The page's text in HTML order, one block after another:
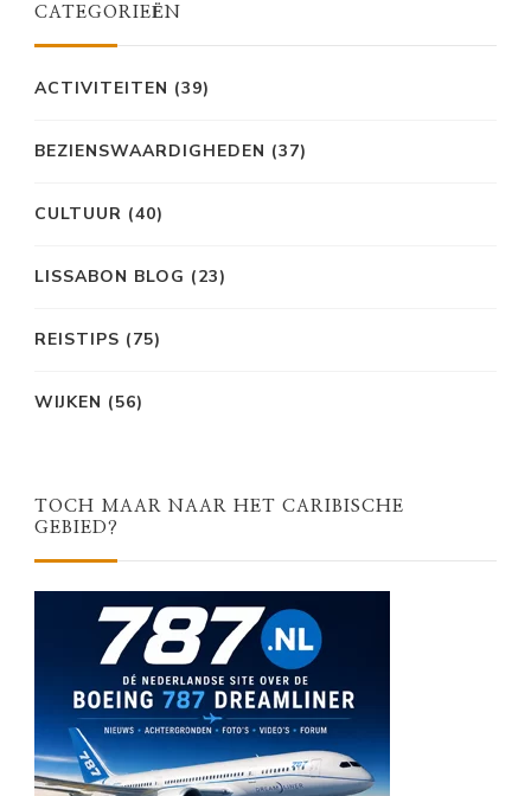
CATEGORIEËN
ACTIVITEITEN (39)
BEZIENSWAARDIGHEDEN (37)
CULTUUR (40)
LISSABON BLOG (23)
REISTIPS (75)
WIJKEN (56)
TOCH MAAR NAAR HET CARIBISCHE
GEBIED?